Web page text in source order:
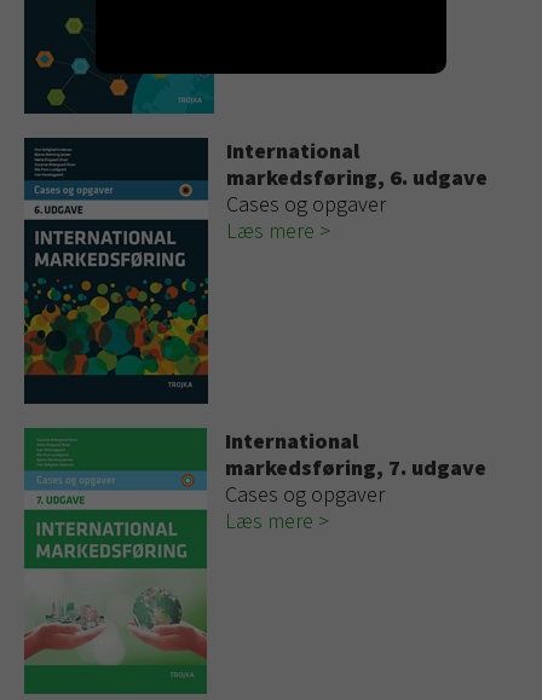
International
markedsføring, 6. udgave
Cases og opgaver
Læs mere
International
markedsføring, 7. udgave
Cases og opgaver
Læs mere